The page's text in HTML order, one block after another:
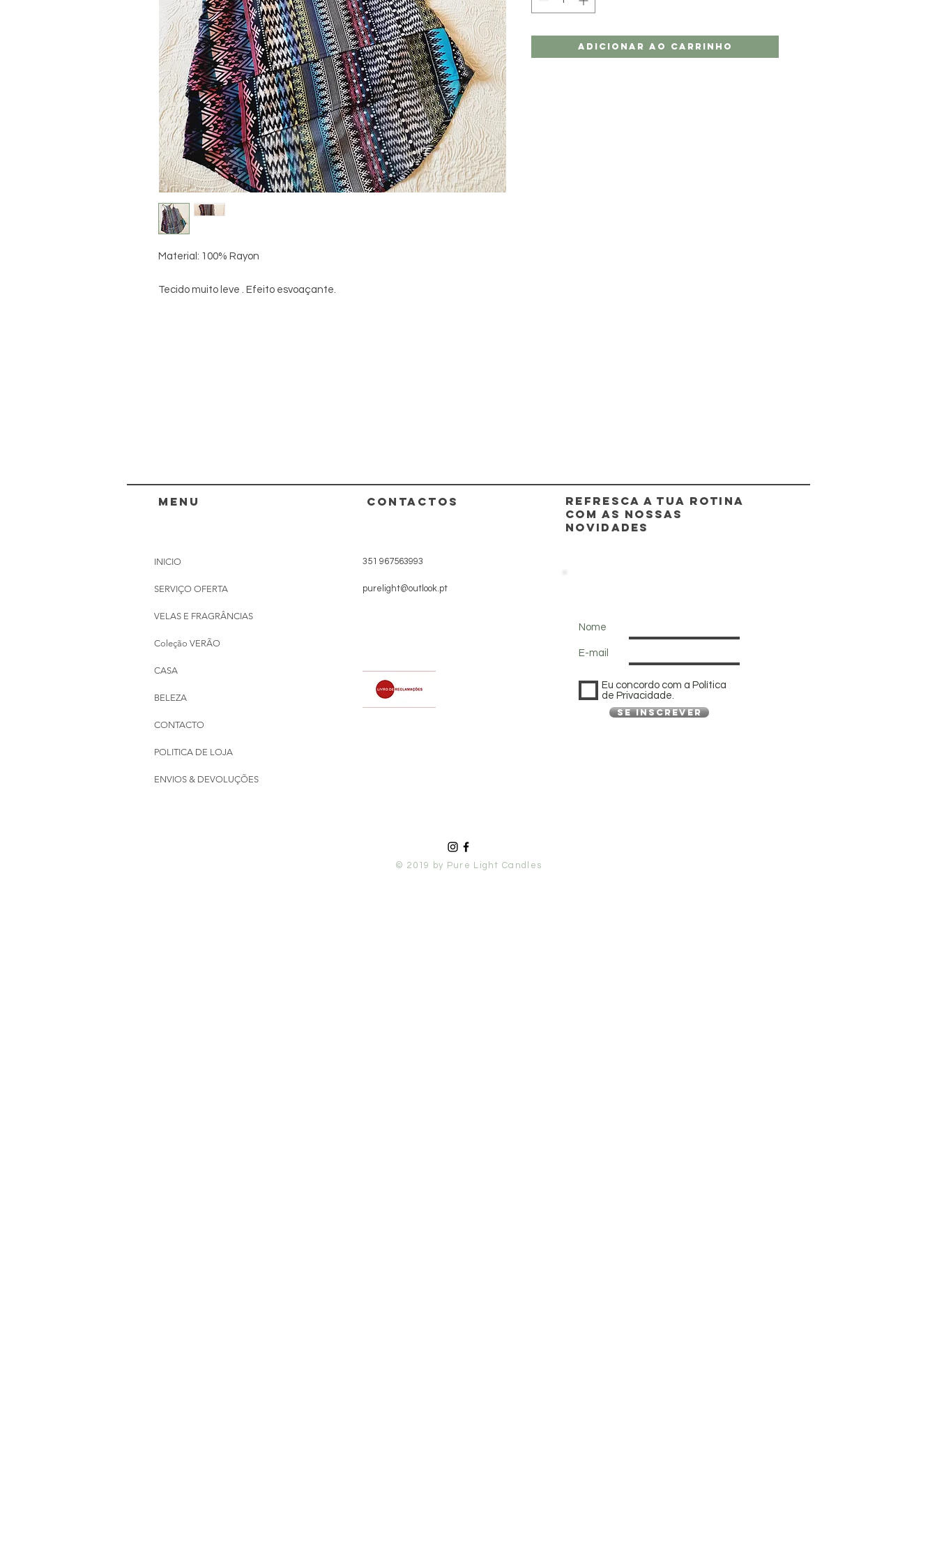
Material: 100% Rayon
Tecido muito leve . Efeito esvoaçante.
Adicionar ao carrinho
menu
INICIO
SERVIÇO OFERTA
VELAS E FRAGRÂNCIAS
Coleção VERÃO
CASA
BELEZA
CONTACTO
POLITICA DE LOJA
ENVIOS & DEVOLUÇÕES
CONTACTOS
351 967563993
purelight@outlook.pt
REFRESCA A TUA ROTINA
COM AS NOSSAS
NOVIDADES
Nome
E-mail
Eu concordo com a Política
de Privacidade.
Se inscrever
© 2019 by Pure Light Candles